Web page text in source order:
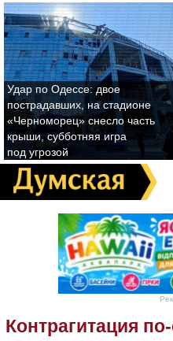
Удар по Одессе: двое
пострадавших, на стадионе
«Черноморец» снесло часть
крыши, субботняя игра
под угрозой
Контрагитация